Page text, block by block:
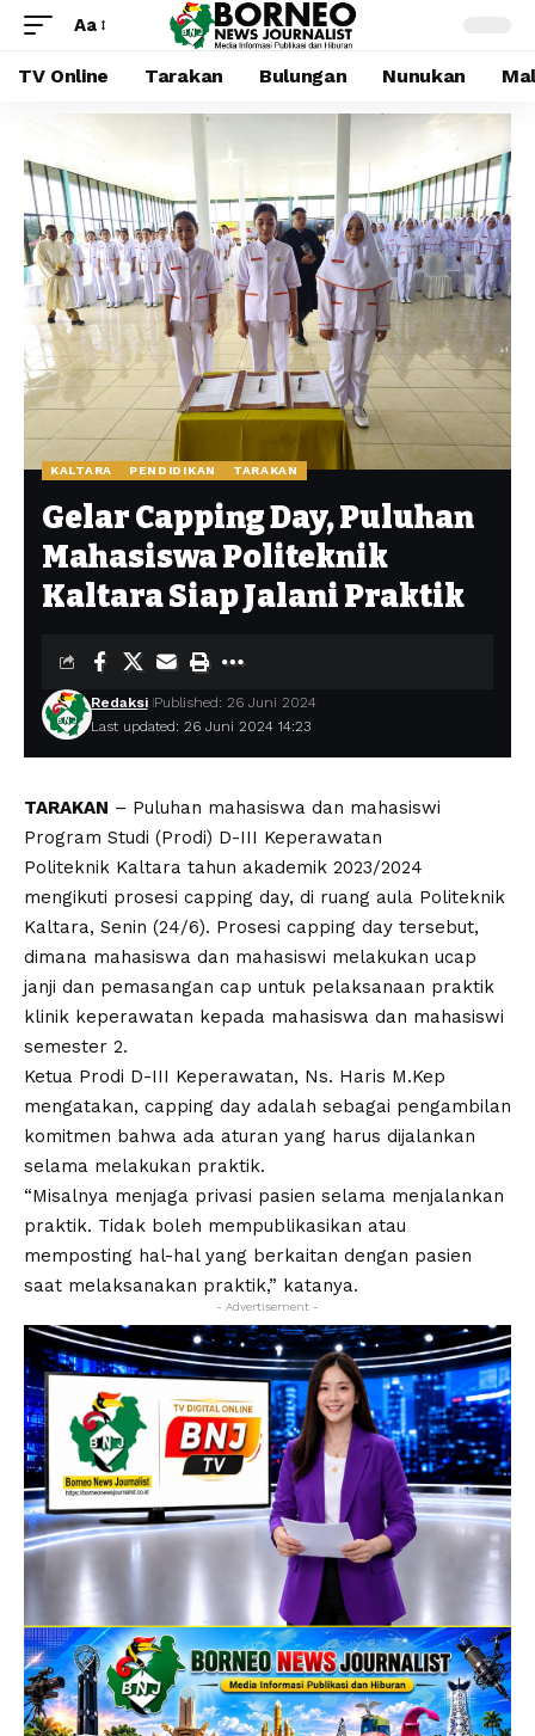
Aa
TV Online Tarakan Bulungan Nunukan
KALTARA PENDIDIKAN TARAKAN
Gelar Capping Day, Puluhan
Mahasiswa Politeknik
Kaltara Siap Jalani Praktik
Last updated: 26 Juni 2024 14:23
Redaksi Published: 26 Juni 2024
TARAKAN – Puluhan mahasiswa dan mahasiswi
Program Studi (Prodi) D-III Keperawatan
Politeknik Kaltara tahun akademik 2023/2024
mengikuti prosesi capping day, di ruang aula Politeknik
Kaltara, Senin (24/6). Prosesi capping day tersebut,
dimana mahasiswa dan mahasiswi melakukan ucap
janji dan pemasangan cap untuk pelaksanaan praktik
klinik keperawatan kepada mahasiswa dan mahasiswi
semester 2.
Ketua Prodi D-III Keperawatan, Ns. Haris M.Kep
mengatakan, capping day adalah sebagai pengambilan
komitmen bahwa ada aturan yang harus dijalankan
selama melakukan praktik.
“Misalnya menjaga privasi pasien selama menjalankan
praktik. Tidak boleh mempublikasikan atau
memposting hal-hal yang berkaitan dengan pasien
saat melaksanakan praktik,” katanya.
- Advertisement -